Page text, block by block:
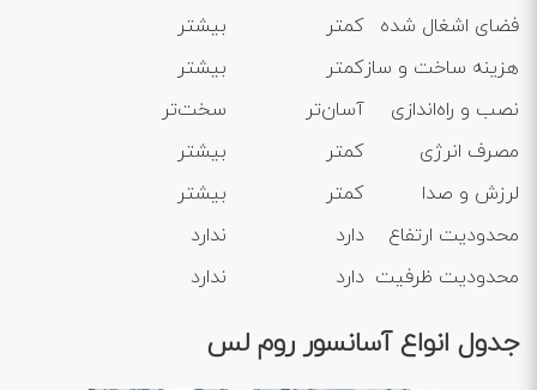
فضای اشغال شده
کمتر
بیشتر
هزینه ساخت و سازکمتر
بیشتر
نصب و راه‌اندازی
آسان‌تر
سخت‌تر
مصرف انرژی
کمتر
بیشتر
لرزش و صدا
کمتر
بیشتر
محدودیت ارتفاع
دارد
ندارد
محدودیت ظرفیت دارد ندارد
جدول انواع آسانسور روم لس